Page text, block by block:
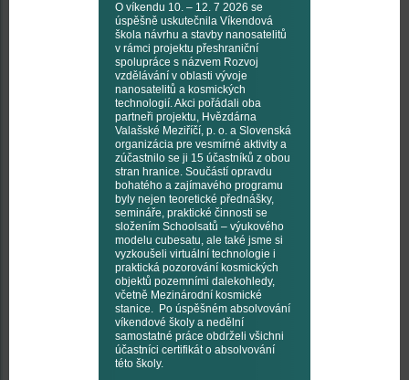
O víkendu 10. – 12. 7 2026 se
úspěšně uskutečnila Víkendová
škola návrhu a stavby nanosatelitů
v rámci projektu přeshraniční
spolupráce s názvem Rozvoj
vzdělávání v oblasti vývoje
nanosatelitů a kosmických
technologií. Akci pořádali oba
partneři projektu, Hvězdárna
Valašské Meziříčí, p. o. a Slovenská
organizácia pre vesmírné aktivity a
zúčastnilo se ji 15 účastníků z obou
stran hranice. Součástí opravdu
bohatého a zajímavého programu
byly nejen teoretické přednášky,
semináře, praktické činnosti se
složením Schoolsatů – výukového
modelu cubesatu, ale také jsme si
vyzkoušeli virtuální technologie i
praktická pozorování kosmických
objektů pozemními dalekohledy,
včetně Mezinárodní kosmické
stanice. Po úspěšném absolvování
víkendové školy a nedělní
samostatné práce obdrželi všichni
účastníci certifikát o absolvování
této školy.